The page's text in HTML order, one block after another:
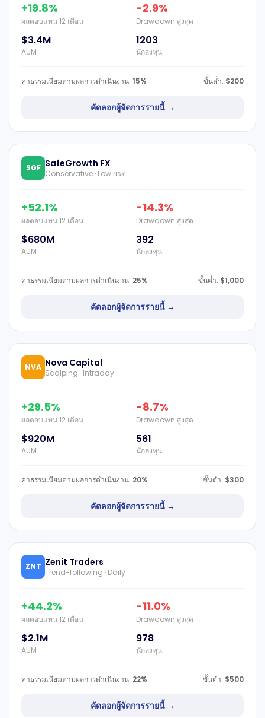
+19.8%
ผลตอบแทน 12 เดือน
-2.9%
Drawdown สูงสุด
$3.4M
AUM
1203
นักลงทุน
ค่าธรรมเนียมตามผลการดำเนินงาน: 15% ขั้นต่ำ: $200
คัดลอกผู้จัดการรายนี้ →
SGF SafeGrowth FX
Conservative · Low risk
+52.1%
ผลตอบแทน 12 เดือน
-14.3%
Drawdown สูงสุด
$680M
AUM
392
นักลงทุน
ค่าธรรมเนียมตามผลการดำเนินงาน: 25% ขั้นต่ำ: $1,000
คัดลอกผู้จัดการรายนี้ →
NVA Nova Capital
Scalping · Intraday
+29.5%
ผลตอบแทน 12 เดือน
-8.7%
Drawdown สูงสุด
$920M
AUM
561
นักลงทุน
ค่าธรรมเนียมตามผลการดำเนินงาน: 20% ขั้นต่ำ: $300
คัดลอกผู้จัดการรายนี้ →
ZNT Zenit Traders
Trend-following · Daily
+44.2%
ผลตอบแทน 12 เดือน
-11.0%
Drawdown สูงสุด
$2.1M
AUM
978
นักลงทุน
ค่าธรรมเนียมตามผลการดำเนินงาน: 22% ขั้นต่ำ: $500
คัดลอกผู้จัดการรายนี้ →